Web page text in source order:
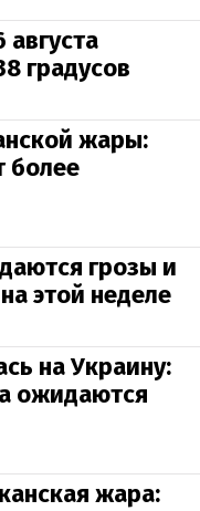
градусов
жары:
более
грозы и
этой неделе
на Украину:
ожидаются
жара: